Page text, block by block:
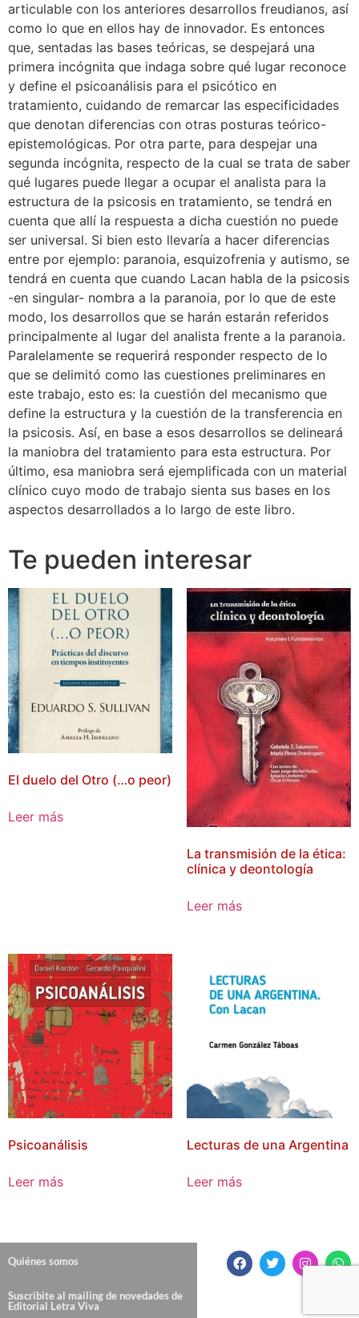
articulable con los anteriores desarrollos freudianos, así
como lo que en ellos hay de innovador. Es entonces
que, sentadas las bases teóricas, se despejará una
primera incógnita que indaga sobre qué lugar reconoce
y define el psicoanálisis para el psicótico en
tratamiento, cuidando de remarcar las especificidades
que denotan diferencias con otras posturas teórico-
epistemológicas. Por otra parte, para despejar una
segunda incógnita, respecto de la cual se trata de saber
qué lugares puede llegar a ocupar el analista para la
estructura de la psicosis en tratamiento, se tendrá en
cuenta que allí la respuesta a dicha cuestión no puede
ser universal. Si bien esto llevaría a hacer diferencias
entre por ejemplo: paranoia, esquizofrenia y autismo, se
tendrá en cuenta que cuando Lacan habla de la psicosis
-en singular- nombra a la paranoia, por lo que de este
modo, los desarrollos que se harán estarán referidos
principalmente al lugar del analista frente a la paranoia.
Paralelamente se requerirá responder respecto de lo
que se delimitó como las cuestiones preliminares en
este trabajo, esto es: la cuestión del mecanismo que
define la estructura y la cuestión de la transferencia en
la psicosis. Así, en base a esos desarrollos se delineará
la maniobra del tratamiento para esta estructura. Por
último, esa maniobra será ejemplificada con un material
clínico cuyo modo de trabajo sienta sus bases en los
aspectos desarrollados a lo largo de este libro.
Te pueden interesar
El duelo del Otro (…o peor)
Leer más
La transmisión de la ética:
clínica y deontología
Leer más
Psicoanálisis
Leer más
Lecturas de una Argentina
Leer más
Quiénes somos
Suscribite al mailing de novedades de
Editorial Letra Viva